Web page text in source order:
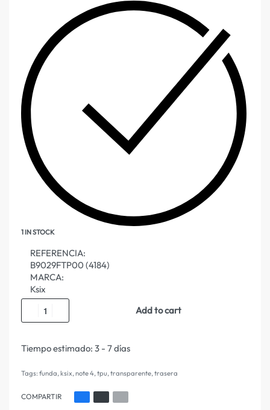
1 IN STOCK
REFERENCIA:
B9029FTP00 (4184)
MARCA:
Ksix
Add to cart
Tiempo estimado: 3 - 7 días
Tags: funda,ksix,note 4,tpu,transparente,trasera
COMPARTIR